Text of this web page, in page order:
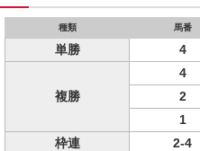
種類 馬番
単勝 4
複勝
4
2
1
枠連
2-4